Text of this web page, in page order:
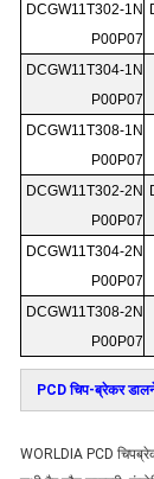
DCGW11T302-1N
P00P07
DCGW11T304-1N
P00P07
DCGW11T308-1N
P00P07
DCGW11T302-2N
P00P07
DCGW11T304-2N
P00P07
DCGW11T308-2N
P00P07
PCD चिप-ब्रेकर
WORLDIA PCD